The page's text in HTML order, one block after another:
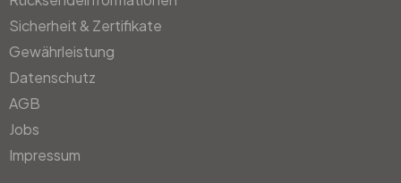
Sicherheit & Zertifikate
Gewährleistung
Datenschutz
AGB
Jobs
Impressum